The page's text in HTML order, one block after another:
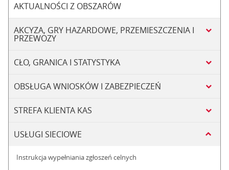
AKTUALNOŚCI Z OBSZARÓW
AKCYZA, GRY HAZARDOWE, PRZEMIESZCZENIA I
PRZEWOZY
CŁO, GRANICA I STATYSTYKA
OBSŁUGA WNIOSKÓW I ZABEZPIECZEŃ
STREFA KLIENTA KAS
USŁUGI SIECIOWE
Instrukcja wypełniania zgłoszeń celnych